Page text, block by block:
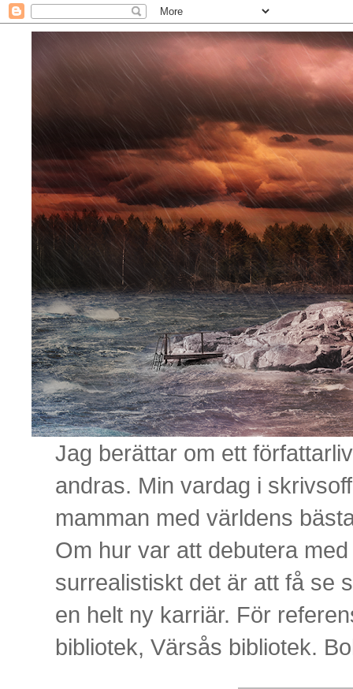
Jag berättar om ett
andras. Min vardag i
mamman med världens
Om hur var att debutera
surrealistiskt det är att få se
en helt ny karriär. För
bibliotek, Värsås bibliotek.